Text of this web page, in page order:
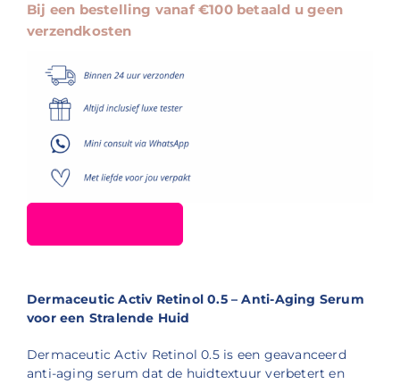
Bij een bestelling vanaf €100 betaald u geen
verzendkosten
Dermaceutic Activ Retinol 0.5 – Anti-Aging Serum
voor een Stralende Huid
Dermaceutic Activ Retinol 0.5 is een geavanceerd
anti-aging serum dat de huidtextuur verbetert en